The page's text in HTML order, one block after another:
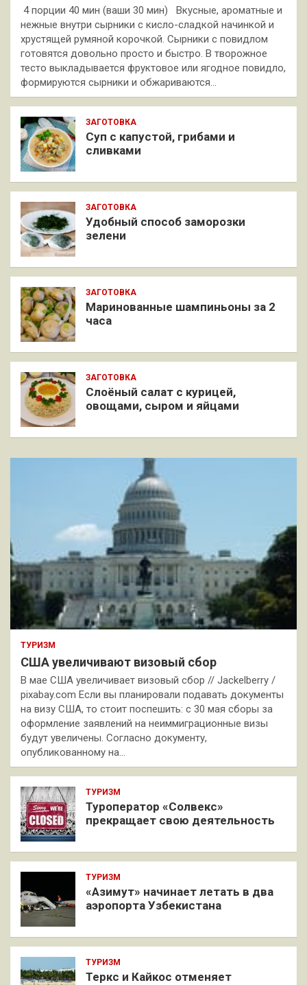
4 порции 40 мин (ваши 30 мин) Вкусные, ароматные и
нежные внутри сырники с кисло-сладкой начинкой и
хрустящей румяной корочкой. Сырники с повидлом
готовятся довольно просто и быстро. В творожное
тесто выкладывается фруктовое или ягодное повидло,
формируются сырники и обжариваются…
ЗАГОТОВКА
Суп с капустой, грибами и
сливками
ЗАГОТОВКА
Удобный способ заморозки
зелени
ЗАГОТОВКА
Маринованные шампиньоны за 2
часа
ЗАГОТОВКА
Слоёный салат с курицей,
овощами, сыром и яйцами
ТУРИЗМ
США увеличивают визовый сбор
В мае США увеличивает визовый сбор // Jackelberry /
pixabay.com Если вы планировали подавать документы
на визу США, то стоит поспешить: с 30 мая сборы за
оформление заявлений на неиммиграционные визы
будут увеличены. Согласно документу,
опубликованному на…
ТУРИЗМ
Туроператор «Солвекс»
прекращает свою деятельность
ТУРИЗМ
«Азимут» начинает летать в два
аэропорта Узбекистана
ТУРИЗМ
Теркс и Кайкос отменяет